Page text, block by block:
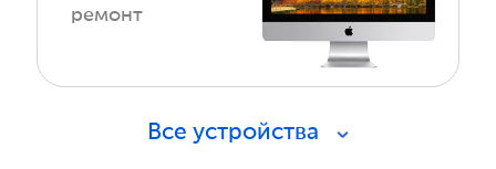
ремонт
Все устройства